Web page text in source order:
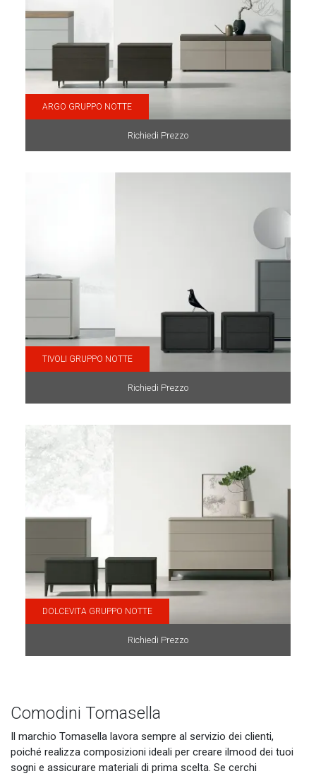
ARGO GRUPPO NOTTE
Richiedi Prezzo
TIVOLI GRUPPO NOTTE
Richiedi Prezzo
DOLCEVITA GRUPPO NOTTE
Richiedi Prezzo
Comodini Tomasella
Il marchio Tomasella lavora sempre al servizio dei clienti,
poiché realizza composizioni ideali per creare ilmood dei tuoi
sogni e assicurare materiali di prima scelta. Se cerchi